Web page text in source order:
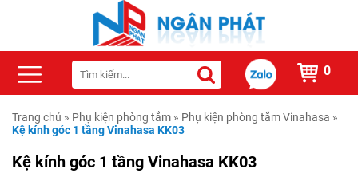
0
Trang chủ » Phụ kiện phòng tắm » Phụ kiện phòng tắm Vinahasa »
Kệ kính góc 1 tầng Vinahasa KK03
Kệ kính góc 1 tầng Vinahasa KK03